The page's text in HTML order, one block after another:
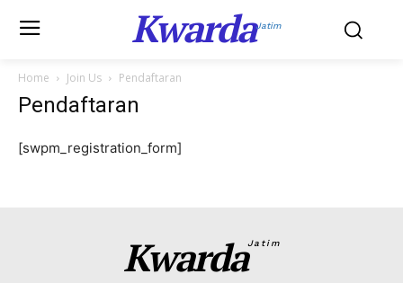
KwardaJatim
Home Join Us Pendaftaran
Pendaftaran
[swpm_registration_form]
KwardaJatim